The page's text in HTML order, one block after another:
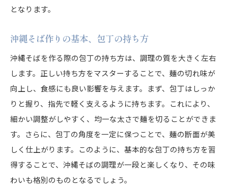
となります。
沖縄そば作りの基本、包丁の持ち方
沖縄そばを作る際の包丁の持ち方は、調理の質を大きく左右
します。正しい持ち方をマスターすることで、麺の切れ味が
向上し、食感にも良い影響を与えます。まず、包丁はしっか
りと握り、指先で軽く支えるように持ちます。これにより、
細かい調整がしやすく、均一な太さで麺を切ることができま
す。さらに、包丁の角度を一定に保つことで、麺の断面が美
しく仕上がります。このように、基本的な包丁の持ち方を習
得することで、沖縄そばの調理が一段と楽しくなり、その味
わいも格別のものとなるでしょう。